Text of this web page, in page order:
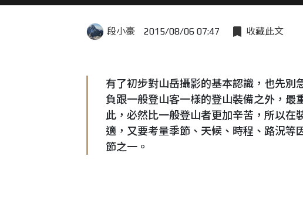
段小豪 2015/08/06 07:47 收藏此文
有了初步對山岳攝影的基本認識，也先別
負跟一般登山客一樣的登山裝備之外，最
此，必然比一般登山者更加辛苦，所以在
適，又要考量季節、天候、時程、路況等
節之一。